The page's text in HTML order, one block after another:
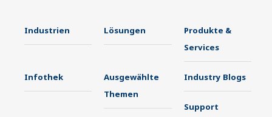
Industrien Lösungen
Produkte &
Services
Infothek
Ausgewählte
Themen
Industry Blogs
Support